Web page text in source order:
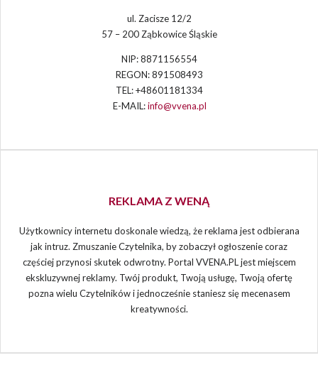
ul. Zacisze 12/2
57 – 200 Ząbkowice Śląskie
NIP: 8871156554
REGON: 891508493
TEL: +48601181334
E-MAIL:info@vvena.pl
REKLAMA Z WENĄ
Użytkownicy internetu doskonale wiedzą, że reklama jest odbierana
jak intruz. Zmuszanie Czytelnika, by zobaczył ogłoszenie coraz
częściej przynosi skutek odwrotny. Portal VVENA.PL jest miejscem
ekskluzywnej reklamy. Twój produkt, Twoją usługę, Twoją ofertę
pozna wielu Czytelników i jednocześnie staniesz się mecenasem
kreatywności.